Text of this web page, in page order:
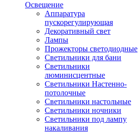
Освещение
Аппаратура
пускорегулирующая
Декоративный свет
Лампы
Прожекторы светодиодные
Светильники для бани
Светильники
люминисцентные
Светильники Настенно-
потолочные
Светильники настольные
Светильники ночники
Светильники под лампу
накаливания